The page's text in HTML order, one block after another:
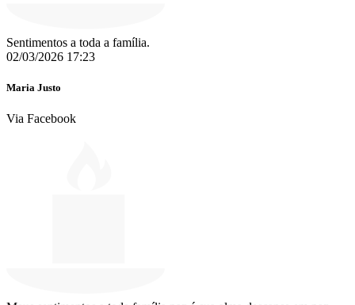
Sentimentos a toda a família.
02/03/2026 17:23
Maria Justo
Via Facebook